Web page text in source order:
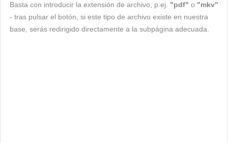
Basta con introducir la extensión de archivo, p.ej. "pdf" o "mkv"
- tras pulsar el botón, si este tipo de archivo existe en nuestra
base, serás redirigido directamente a la subpágina adecuada.